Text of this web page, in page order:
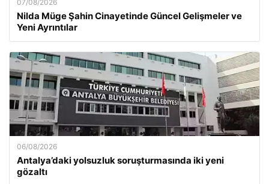
07/08/2026
Nilda Müge Şahin Cinayetinde Güncel Gelişmeler ve
Yeni Ayrıntılar
06/08/2026
Antalya’daki yolsuzluk soruşturmasında iki yeni
gözaltı